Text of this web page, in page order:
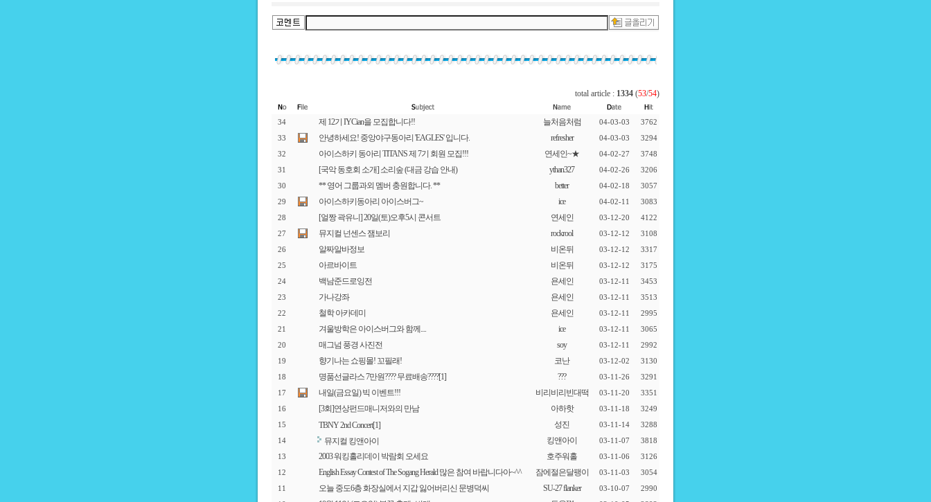
total article : 1334 (53/54)
34 제 12기 IYCian을 모집합니다!! 늘처음처럼 04-03-03 3762
33 안녕하세요! 중앙야구동아리 'EAGLES' 입니다. refresher 04-03-03 3294
32 아이스하키 동아리 TITANS 제 7기 회원 모집!!! 연세인~★ 04-02-27 3748
31 [국악 동호회 소개] 소리숲 (대금 강습 안내) ythan327 04-02-26 3206
30 ** 영어 그룹과외 멤버 충원합니다. ** better 04-02-18 3057
29 아이스하키동아리 아이스버그~ ice 04-02-11 3083
28 [얼짱 곽유니] 20일(토)오후5시 콘서트 연세인 03-12-20 4122
27 뮤지컬 넌센스 잼보리 rockrool 03-12-12 3108
26 알짜알바정보 비온뒤 03-12-12 3317
25 아르바이트 비온뒤 03-12-12 3175
24 백남준드로잉전 욘세인 03-12-11 3453
23 가나강좌 욘세인 03-12-11 3513
22 철학 아카데미 욘세인 03-12-11 2995
21 겨울방학은 아이스버그와 함께.... ice 03-12-11 3065
20 매그넘 풍경 사진전 soy 03-12-11 2992
19 향기나는 쇼핑몰! 꼬필래! 코난 03-12-02 3130
18 명품선글라스 7만원???? 무료배송????[1] ??? 03-11-26 3291
17 내일(금요일) 빅 이벤트!!! 비리비리빈대떡 03-11-20 3351
16 [3회]연상펀드매니저와의 만남 아하핫 03-11-18 3249
15 TBNY 2nd Concert[1] 성진 03-11-14 3288
14 뮤지컬 킹앤아이 킹앤아이 03-11-07 3818
13 2003 워킹홀리데이 박람회 오세요 호주워홀 03-11-06 3126
12 English Essay Contest of The Sogang Herald 많은 참여 바랍니다아~^^ 잠에절은달팽이 03-11-03 3054
11 오늘 중도6층 화장실에서 지갑 잃어버리신 문병덕씨 SU-27 flanker 03-10-07 2990